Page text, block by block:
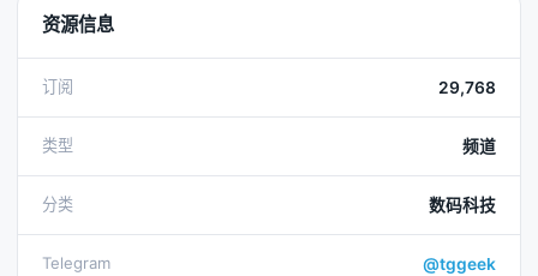
资源信息
订阅 29,768
类型 频道
分类 数码科技
Telegram @tggeek